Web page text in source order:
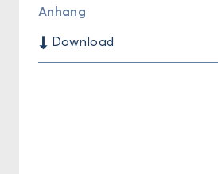
An­hang
$ Down­load